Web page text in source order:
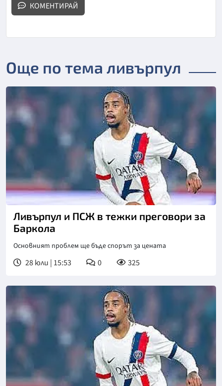
КОМЕНТИРАЙ
Още по тема ливърпул
Ливърпул и ПСЖ в тежки преговори за
Баркола
Основният проблем ще бъде спорът за цената
28 юли | 15:53 0 325